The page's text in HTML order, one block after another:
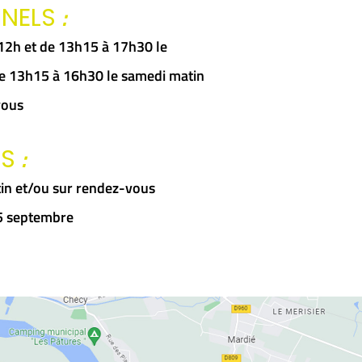
:
et de 13h15 à 17h30 le
13h15 à 16h30 le samedi matin
:
et/ou sur rendez-vous
septembre